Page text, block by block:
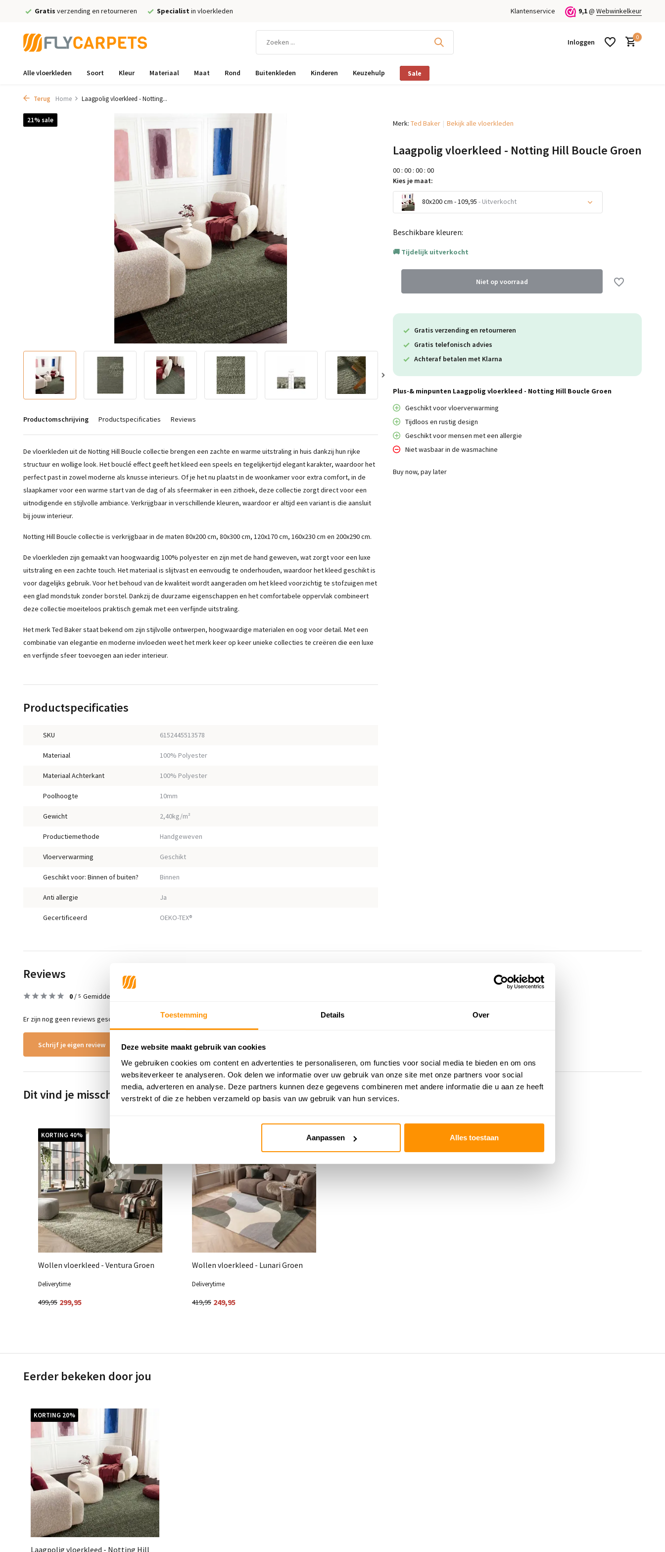
Toestemming Details Over
Deze website maakt gebruik van cookies
We gebruiken cookies om content en advertenties te personaliseren, om functies voor social media te bieden en om ons
websiteverkeer te analyseren. Ook delen we informatie over uw gebruik van onze site met onze partners voor social
media, adverteren en analyse. Deze partners kunnen deze gegevens combineren met andere informatie die u aan ze heeft
verstrekt of die ze hebben verzameld op basis van uw gebruik van hun services.
Aanpassen Alles toestaan
Gratis verzending en retourneren Specialist in vloerkleden Klantenservice 9,1@ Webwinkelkeur
Inloggen
0
Alle vloerkleden Soort Kleur Materiaal Maat Rond Buitenkleden Kinderen Keuzehulp Sale
Terug Home Laagpolig vloerkleed - Notting...
21% sale
Productomschrijving Productspecificaties Reviews
De vloerkleden uit de Notting Hill Boucle collectie brengen een zachte en warme uitstraling in huis dankzij hun rijke
structuur en wollige look. Het bouclé effect geeft het kleed een speels en tegelijkertijd elegant karakter, waardoor het
perfect past in zowel moderne als knusse interieurs. Of je het nu plaatst in de woonkamer voor extra comfort, in de
slaapkamer voor een warme start van de dag of als sfeermaker in een zithoek, deze collectie zorgt direct voor een
uitnodigende en stijlvolle ambiance. Verkrijgbaar in verschillende kleuren, waardoor er altijd een variant is die aansluit
bij jouw interieur.
Notting Hill Boucle collectie is verkrijgbaar in de maten 80x200 cm, 80x300 cm, 120x170 cm, 160x230 cm en 200x290 cm.
De vloerkleden zijn gemaakt van hoogwaardig 100% polyester en zijn met de hand geweven, wat zorgt voor een luxe
uitstraling en een zachte touch. Het materiaal is slijtvast en eenvoudig te onderhouden, waardoor het kleed geschikt is
voor dagelijks gebruik. Voor het behoud van de kwaliteit wordt aangeraden om het kleed voorzichtig te stofzuigen met
een glad mondstuk zonder borstel. Dankzij de duurzame eigenschappen en het comfortabele oppervlak combineert
deze collectie moeiteloos praktisch gemak met een verfijnde uitstraling.
Het merk Ted Baker staat bekend om zijn stijlvolle ontwerpen, hoogwaardige materialen en oog voor detail. Met een
combinatie van elegantie en moderne invloeden weet het merk keer op keer unieke collecties te creëren die een luxe
en verfijnde sfeer toevoegen aan ieder interieur.
Productspecificaties
SKU 6152445513578
Materiaal 100% Polyester
Materiaal Achterkant 100% Polyester
Poolhoogte 10mm
Gewicht 2,40kg/m²
Productiemethode Handgeweven
Vloerverwarming Geschikt
Geschikt voor: Binnen of buiten? Binnen
Anti allergie Ja
Gecertificeerd OEKO-TEX®
Merk: Ted Baker Bekijk alle vloerkleden
Laagpolig vloerkleed - Notting Hill Boucle Groen
00: 00: 00: 00
Kies je maat:
80x200 cm - 109,95 - Uitverkocht
Beschikbare kleuren:
Tijdelijk uitverkocht
Niet op voorraad
Buy now, pay later
Gratis verzending en retourneren
Gratis telefonisch advies
Achteraf betalen met Klarna
Plus-& minpunten Laagpolig vloerkleed - Notting Hill Boucle Groen
Geschikt voor vloerverwarming
Tijdloos en rustig design
Geschikt voor mensen met een allergie
Niet wasbaar in de wasmachine
Reviews
0 / 5 Gemiddelde uit 0 beoordelingen
Er zijn nog geen reviews geschreven over dit product..
Schrijf je eigen review
Dit vind je misschien ook leuk
KORTING 40%
Wollen vloerkleed - Ventura Groen
Deliverytime
499,95 299,95
Wollen vloerkleed - Lunari Groen
Deliverytime
419,95 249,95
Eerder bekeken door jou
KORTING 20%
Laagpolig vloerkleed - Notting Hill